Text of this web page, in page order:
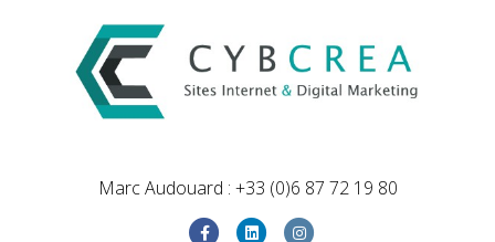
Marc Audouard : +33 (0)6 87 72 19 80
FacebookLinkedinInstagram